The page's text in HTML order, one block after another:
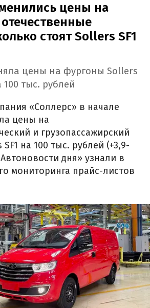
цены на
стоят Sollers SF1
цены на фургоны Sollers
100 тыс. рублей
«Соллерс» в начале
цены на
и грузопассажирский
на 100 тыс. рублей (+3,9-
дня» узнали в
мониторинга прайс-листов